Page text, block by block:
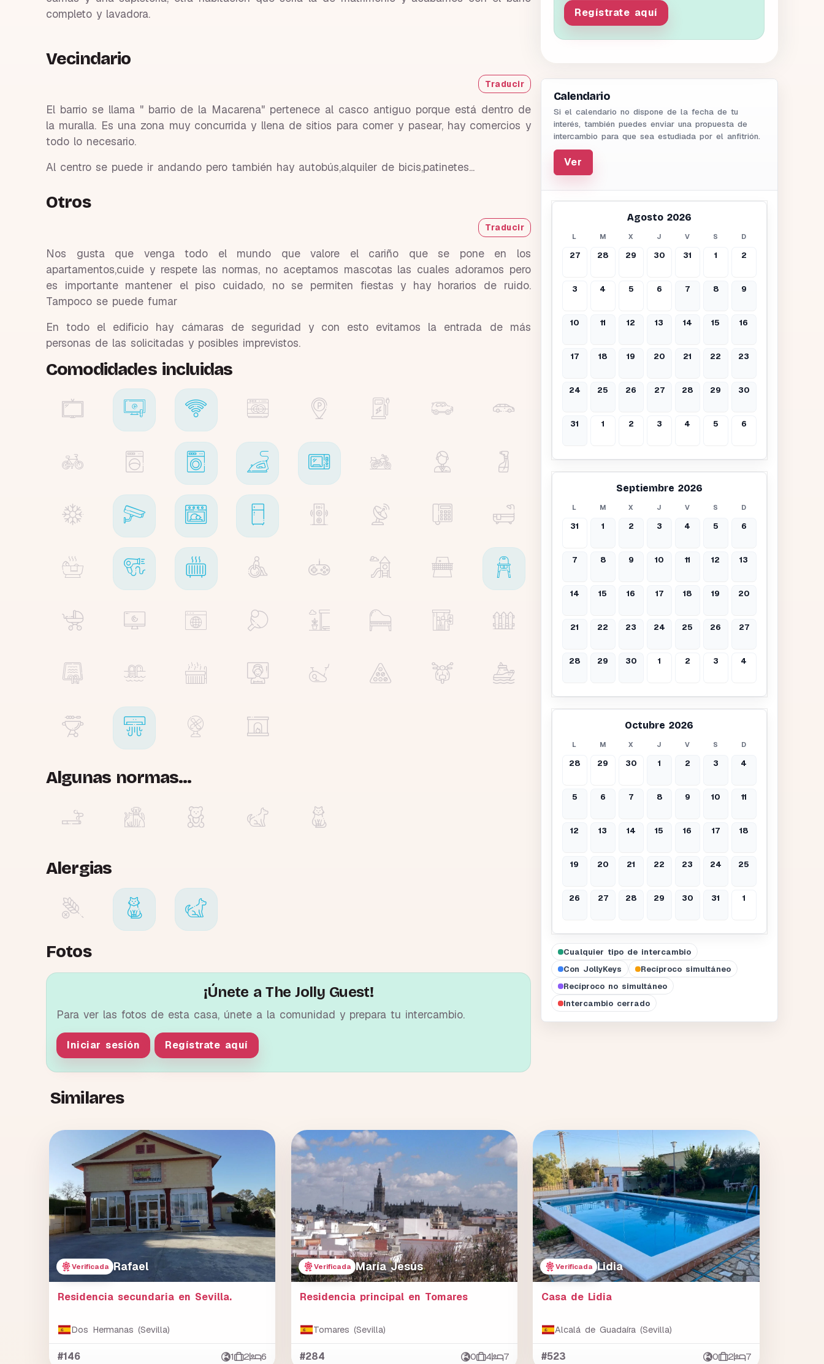
completo y lavadora.
Vecindario
Traducir
El barrio se llama " barrio de la Macarena" pertenece al casco antiguo porque está dentro de
la muralla. Es una zona muy concurrida y llena de sitios para comer y pasear, hay comercios y
todo lo necesario.
Al centro se puede ir andando pero también hay autobús,alquiler de bicis,patinetes...
Otros
Traducir
Nos gusta que venga todo el mundo que valore el cariño que se pone en los
apartamentos,cuide y respete las normas, no aceptamos mascotas las cuales adoramos pero
es importante mantener el piso cuidado, no se permiten fiestas y hay horarios de ruido.
Tampoco se puede fumar
En todo el edificio hay cámaras de seguridad y con esto evitamos la entrada de más
personas de las solicitadas y posibles imprevistos.
Comodidades incluidas
Algunas normas...
Alergias
Fotos
¡Únete a The Jolly Guest!
Para ver las fotos de esta casa, únete a la comunidad y prepara tu intercambio.
Iniciar sesión Regístrate aquí
Regístrate aquí
Calendario
Si el calendario no dispone de la fecha de tu
interés, también puedes enviar una propuesta de
intercambio para que sea estudiada por el anfitrión.
Ver
Agosto 2026
L M X J V S D
27 28 29 30 31 1 2
3 4 5 6 7 8 9
10 11 12 13 14 15 16
17 18 19 20 21 22 23
24 25 26 27 28 29 30
31 1 2 3 4 5 6
Septiembre 2026
L M X J V S D
31 1 2 3 4 5 6
7 8 9 10 11 12 13
14 15 16 17 18 19 20
21 22 23 24 25 26 27
28 29 30 1 2 3 4
Octubre 2026
L M X J V S D
28 29 30 1 2 3 4
5 6 7 8 9 10 11
12 13 14 15 16 17 18
19 20 21 22 23 24 25
26 27 28 29 30 31 1
Cualquier tipo de intercambio
Con JollyKeys
Recíproco simultáneo
Recíproco no simultáneo
Intercambio cerrado
Similares
Verificada Rafael
Residencia secundaria en Sevilla.
Dos Hermanas (Sevilla)
#146 1 2 6
Verificada María Jesús
Residencia principal en Tomares
Tomares (Sevilla)
#284 0 4 7
Verificada Lidia
Casa de Lidia
Alcalá de Guadaíra (Sevilla)
#523 0 2 7